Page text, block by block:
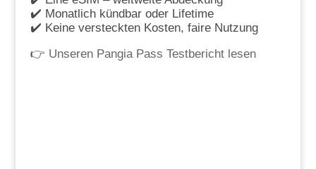
✔️ Monatlich kündbar oder Lifetime
✔️ Keine versteckten Kosten, faire Nutzung
👉 Unseren Pangia Pass Testbericht lesen